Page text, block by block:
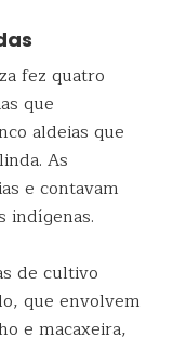
fez quatro
que
aldeias que
As
e contavam
indígenas.
de cultivo
que envolvem
e macaxeira,